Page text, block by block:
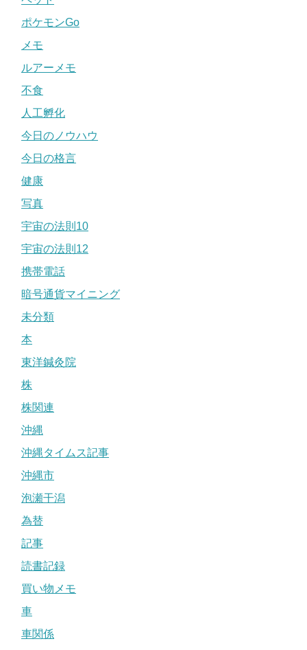
ポケモンGo
メモ
ルアーメモ
不食
人工孵化
今日のノウハウ
今日の格言
健康
写真
宇宙の法則10
宇宙の法則12
携帯電話
暗号通貨マイニング
未分類
本
東洋鍼灸院
株
株関連
沖縄
沖縄タイムス記事
沖縄市
泡瀬干潟
為替
記事
読書記録
買い物メモ
車
車関係